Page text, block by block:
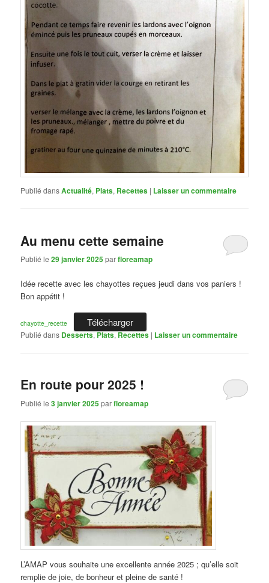
Publié dansActualité, Plats, Recettes | Laisser un commentaire
Au menu cette semaine
Publié le29 janvier 2025parfloreamap
Idée recette avec les chayottes reçues jeudi dans vos paniers !
Bon appétit !
chayotte_recette Télécharger
Publié dans Desserts,Plats,Recettes | Laisser un commentaire
En route pour 2025 !
Publié le3 janvier 2025parfloreamap
L’AMAP vous souhaite une excellente année 2025 ; qu’elle soit
remplie de joie, de bonheur et pleine de santé !